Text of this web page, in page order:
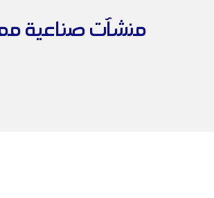
منشآت صناعية